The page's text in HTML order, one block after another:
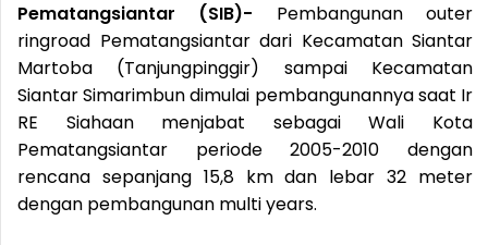
Pematangsiantar (SIB)- Pembangunan outer
ringroad Pematangsiantar dari Kecamatan Siantar
Martoba (Tanjungpinggir) sampai Kecamatan
Siantar Simarimbun dimulai pembangunannya saat Ir
RE Siahaan menjabat sebagai Wali Kota
Pematangsiantar periode 2005-2010 dengan
rencana sepanjang 15,8 km dan lebar 32 meter
dengan pembangunan multi years.